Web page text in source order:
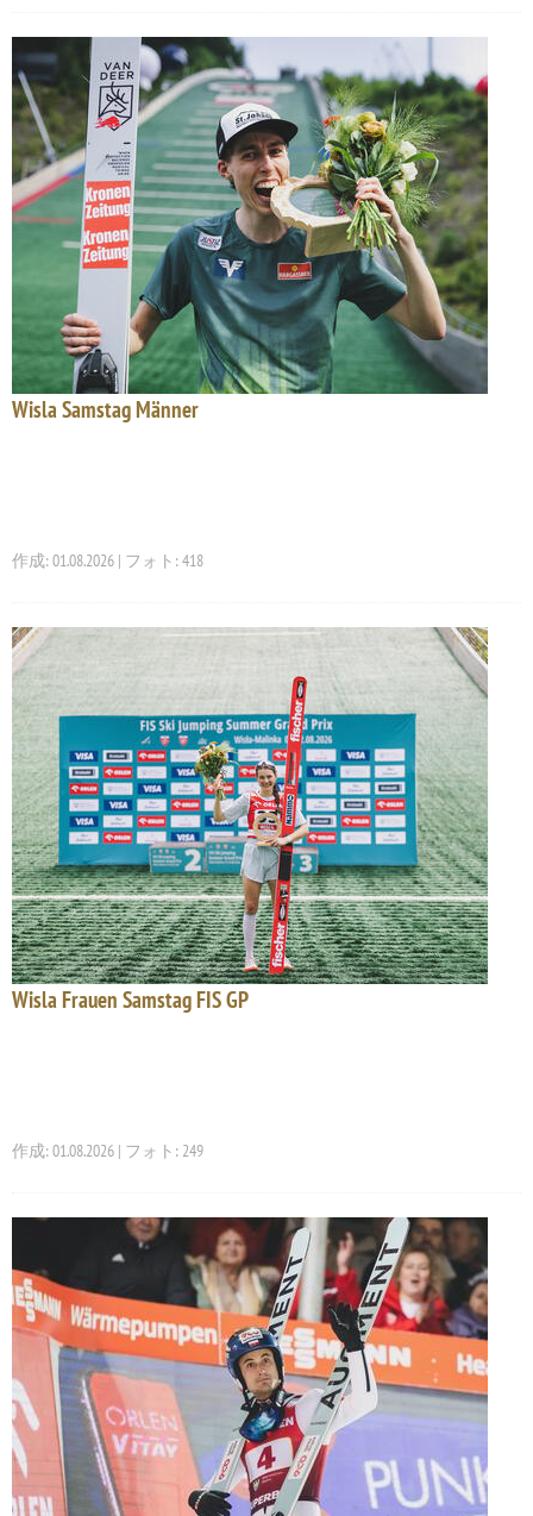
Wisla Samstag Männer
作成: 01.08.2026 | フォト: 418
Wisla Frauen Samstag FIS GP
作成: 01.08.2026 | フォト: 249